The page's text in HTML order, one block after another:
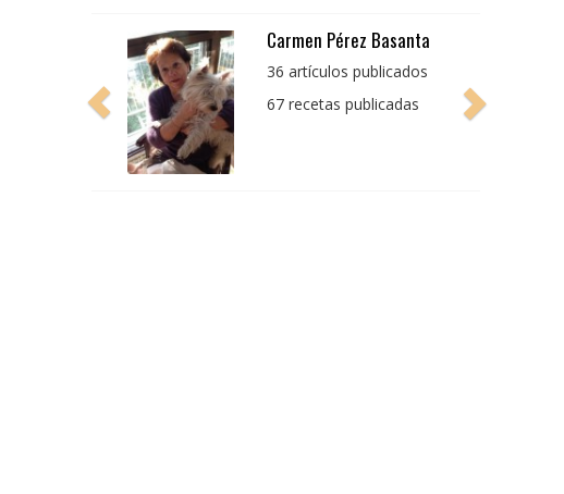
Pedro Manuel Collado
Cruz
producto bien tratado